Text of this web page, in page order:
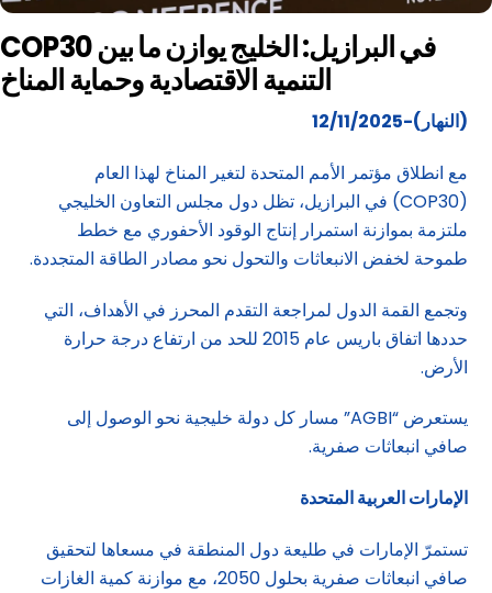
COP30 في البرازيل: الخليج يوازن ما بين
التنمية الاقتصادية وحماية المناخ
(النهار)-12/11/2025
مع انطلاق مؤتمر الأمم المتحدة لتغير المناخ لهذا العام
(COP30) في البرازيل، تظل دول مجلس التعاون الخليجي
ملتزمة بموازنة استمرار إنتاج الوقود الأحفوري مع خطط
طموحة لخفض الانبعاثات والتحول نحو مصادر الطاقة المتجددة.
وتجمع القمة الدول لمراجعة التقدم المحرز في الأهداف، التي
حددها اتفاق باريس عام 2015 للحد من ارتفاع درجة حرارة
الأرض.
يستعرض “AGBI” مسار كل دولة خليجية نحو الوصول إلى
صافي انبعاثات صفرية.
الإمارات العربية المتحدة
تستمرّ الإمارات في طليعة دول المنطقة في مسعاها لتحقيق
صافي انبعاثات صفرية بحلول 2050، مع موازنة كمية الغازات